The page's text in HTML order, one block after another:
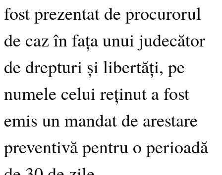
fost prezentat de procurorul
de caz în fața unui judecător
de drepturi și libertăți, pe
numele celui reținut a fost
emis un mandat de arestare
preventivă pentru o perioadă